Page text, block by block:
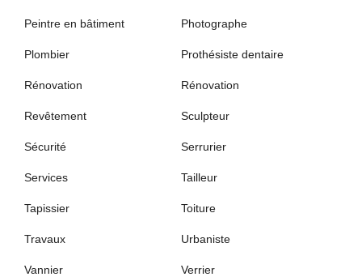
Peintre en bâtiment Photographe
Plombier Prothésiste dentaire
Rénovation Rénovation
Revêtement Sculpteur
Sécurité Serrurier
Services Tailleur
Tapissier Toiture
Travaux Urbaniste
Vannier Verrier